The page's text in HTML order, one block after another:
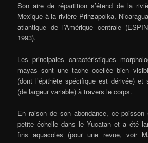
Son aire de répartition s’étend de la
Mexique à la rivière Prinzapolka,
atlantique de l’Amérique centrale
1993).
Les principales caractéristiques
mayas sont une tache ocellée bien
(dont l’épithète spécifique est dérivée) et
(de largeur variable) à travers le corps.
En raison de son abondance, ce
petite échelle dans le Yucatan et a été
fins aquacoles (pour une revue, voir